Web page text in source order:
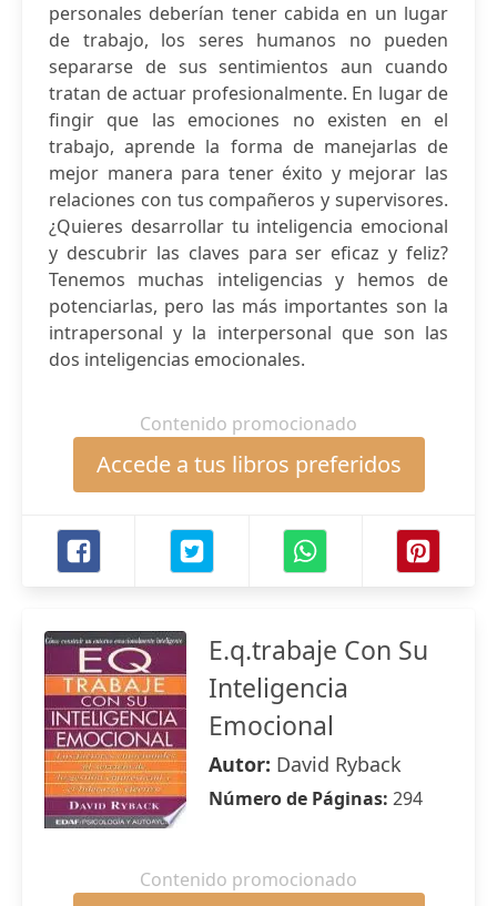
personales deberían tener cabida en un lugar
de trabajo, los seres humanos no pueden
separarse de sus sentimientos aun cuando
tratan de actuar profesionalmente. En lugar de
fingir que las emociones no existen en el
trabajo, aprende la forma de manejarlas de
mejor manera para tener éxito y mejorar las
relaciones con tus compañeros y supervisores.
¿Quieres desarrollar tu inteligencia emocional
y descubrir las claves para ser eficaz y feliz?
Tenemos muchas inteligencias y hemos de
potenciarlas, pero las más importantes son la
intrapersonal y la interpersonal que son las
dos inteligencias emocionales.
Contenido promocionado
Accede a tus libros preferidos
E.q.trabaje Con Su
Inteligencia
Emocional
Autor: David Ryback
Número de Páginas: 294
Contenido promocionado